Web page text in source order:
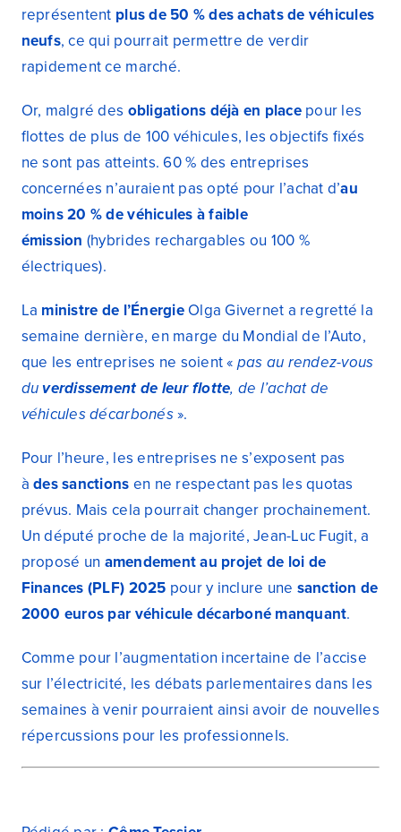
représentent plus de 50 % des achats de véhicules
neufs, ce qui pourrait permettre de verdir
rapidement ce marché.
Or, malgré des obligations déjà en placepour les
flottes de plus de 100 véhicules, les objectifs fixés
ne sont pas atteints. 60 % des entreprises
concernées n’auraient pas opté pour l’achat d’au
moins 20 % de véhicules à faible
émission (hybrides rechargables ou 100 %
électriques).
La ministre de l’ÉnergieOlga Givernet a regretté la
semaine dernière, en marge du Mondial de l’Auto,
que les entreprises ne soient « pas au rendez-vous
duverdissement de leur flotte, de l’achat de
véhicules décarbonés».
Pour l’heure, les entreprises ne s’exposent pas
àdes sanctions en ne respectant pas les quotas
prévus. Mais cela pourrait changer prochainement.
Un député proche de la majorité, Jean-Luc Fugit, a
proposé un amendement au projet de loi de
Finances (PLF) 2025 pour y inclure une sanction de
2000 euros par véhicule décarboné manquant.
Comme pour l’augmentation incertaine de l’accise
sur l’électricité, les débats parlementaires dans les
semaines à venir pourraient ainsi avoir de nouvelles
répercussions pour les professionnels.